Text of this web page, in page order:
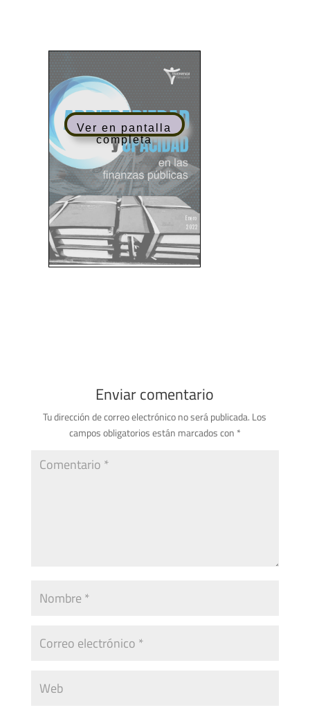
Ver en pantalla
completa
Enviar comentario
Tu dirección de correo electrónico no será publicada. Los
campos obligatorios están marcados con *